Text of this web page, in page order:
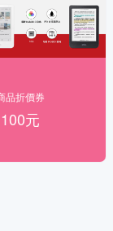
品折價券
100元